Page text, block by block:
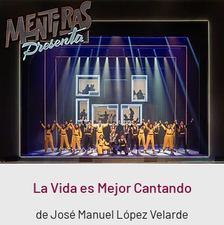
La Vida es Mejor Cantando
de José Manuel López Velarde